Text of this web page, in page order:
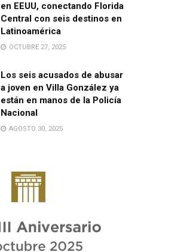
en EEUU, conectando Florida
Central con seis destinos en
Latinoamérica
OCTUBRE 27, 2025
Los seis acusados de abusar
a joven en Villa González ya
están en manos de la Policía
Nacional
AGOSTO 30, 2025